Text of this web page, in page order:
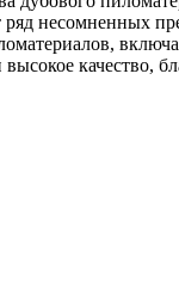
ряд несомненных
высокое качество,